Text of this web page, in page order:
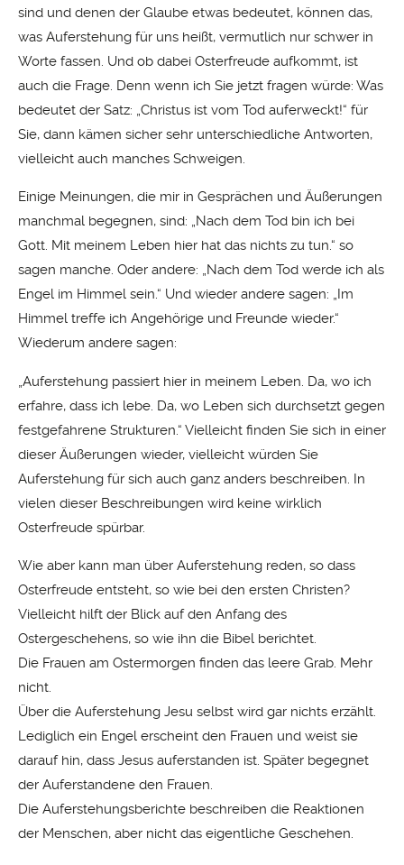
sind und denen der Glaube etwas bedeutet, können das,
was Auferstehung für uns heißt, vermutlich nur schwer in
Worte fassen. Und ob dabei Osterfreude aufkommt, ist
auch die Frage. Denn wenn ich Sie jetzt fragen würde: Was
bedeutet der Satz: „Christus ist vom Tod auferweckt!“ für
Sie, dann kämen sicher sehr unterschiedliche Antworten,
vielleicht auch manches Schweigen.
Einige Meinungen, die mir in Gesprächen und Äußerungen
manchmal begegnen, sind: „Nach dem Tod bin ich bei
Gott. Mit meinem Leben hier hat das nichts zu tun.“ so
sagen manche. Oder andere: „Nach dem Tod werde ich als
Engel im Himmel sein.“ Und wieder andere sagen: „Im
Himmel treffe ich Angehörige und Freunde wieder.“
Wiederum andere sagen:
„Auferstehung passiert hier in meinem Leben. Da, wo ich
erfahre, dass ich lebe. Da, wo Leben sich durchsetzt gegen
festgefahrene Strukturen.“ Vielleicht finden Sie sich in einer
dieser Äußerungen wieder, vielleicht würden Sie
Auferstehung für sich auch ganz anders beschreiben. In
vielen dieser Beschreibungen wird keine wirklich
Osterfreude spürbar.
Wie aber kann man über Auferstehung reden, so dass
Osterfreude entsteht, so wie bei den ersten Christen?
Vielleicht hilft der Blick auf den Anfang des
Ostergeschehens, so wie ihn die Bibel berichtet.
Die Frauen am Ostermorgen finden das leere Grab. Mehr
nicht.
Über die Auferstehung Jesu selbst wird gar nichts erzählt.
Lediglich ein Engel erscheint den Frauen und weist sie
darauf hin, dass Jesus auferstanden ist. Später begegnet
der Auferstandene den Frauen.
Die Auferstehungsberichte beschreiben die Reaktionen
der Menschen, aber nicht das eigentliche Geschehen.